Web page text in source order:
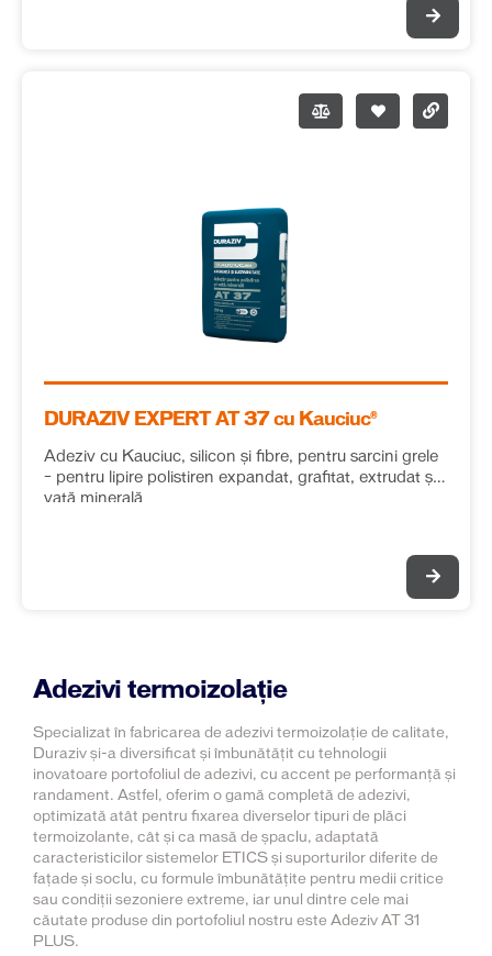
DURAZIV EXPERT AT 37 cu Kauciuc®
Adeziv cu Kauciuc, silicon și fibre, pentru sarcini grele
– pentru lipire polistiren expandat, grafitat, extrudat și
vată minerală
Adezivi termoizolație
Specializat în fabricarea de adezivi termoizolație de calitate,
Duraziv și-a diversificat și îmbunătățit cu tehnologii
inovatoare portofoliul de adezivi, cu accent pe performanță și
randament. Astfel, oferim o gamă completă de adezivi,
optimizată atât pentru fixarea diverselor tipuri de plăci
termoizolante, cât și ca masă de șpaclu, adaptată
caracteristicilor sistemelor ETICS și suporturilor diferite de
fațade și soclu, cu formule îmbunătățite pentru medii critice
sau condiții sezoniere extreme, iar unul dintre cele mai
căutate produse din portofoliul nostru este Adeziv AT 31
PLUS.